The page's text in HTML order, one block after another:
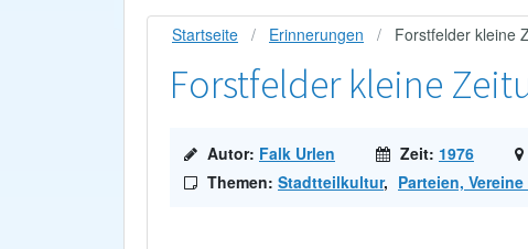
Startseite Erinnerungen Forstfelder kleine
Forstfelder kleine
Autor: Falk Urlen Zeit: 1976
Themen: Stadtteilkultur, Parteien,